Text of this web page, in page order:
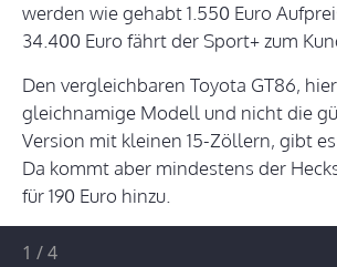
werden wie gehabt 1.550 Euro
34.400 Euro fährt der Sport+ zum
Den vergleichbaren Toyota GT86,
gleichnamige Modell und nicht die
Version mit kleinen 15-Zöllern, gibt es
Da kommt aber mindestens der
für 190 Euro hinzu.
1 /4